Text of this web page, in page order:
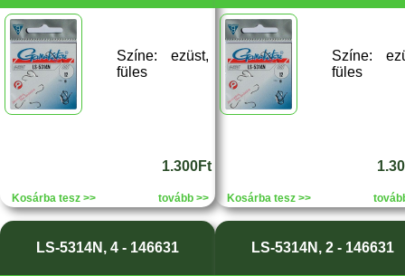
Színe: ezüst,
füles
1.300Ft
Kosárba tesz >> tovább >>
Színe:
füles
Kosárba tesz >>
LS-5314N, 4 - 146631 LS-5314N, 2 - 146631